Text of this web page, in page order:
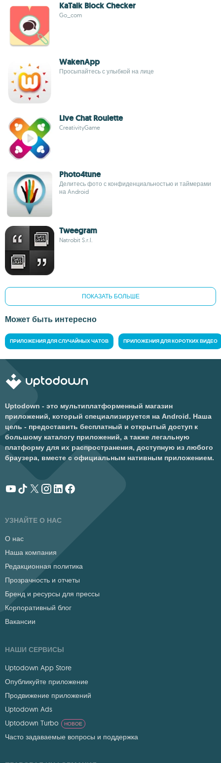
KaTalk Block Checker
Go_com
WakenApp
Просыпайтесь с улыбкой на лице
Live Chat Roulette
CreativityGame
Photo4tune
Делитесь фото с конфиденциальностью и таймерами
на Android
Tweegram
Natrobit S.r.l.
ПОКАЗАТЬ БОЛЬШЕ
Может быть интересно
ПРИЛОЖЕНИЯ ДЛЯ СЛУЧАЙНЫХ ЧАТОВ ПРИЛОЖЕНИЯ ДЛЯ КОРОТКИХ ВИДЕО
Uptodown - это мультиплатформенный магазин
приложений, который специализируется на Android. Наша
цель - предоставить бесплатный и открытый доступ к
большому каталогу приложений, а также легальную
платформу для их распространения, доступную из любого
браузера, вместе с официальным нативным приложением.
УЗНАЙТЕ О НАС
О нас
Наша компания
Редакционная политика
Прозрачность и отчеты
Бренд и ресурсы для прессы
Корпоративный блог
Вакансии
НАШИ СЕРВИСЫ
Uptodown App Store
Опубликуйте приложение
Продвижение приложений
Uptodown Ads
Uptodown Turbo
НОВОЕ
Часто задаваемые вопросы и поддержка